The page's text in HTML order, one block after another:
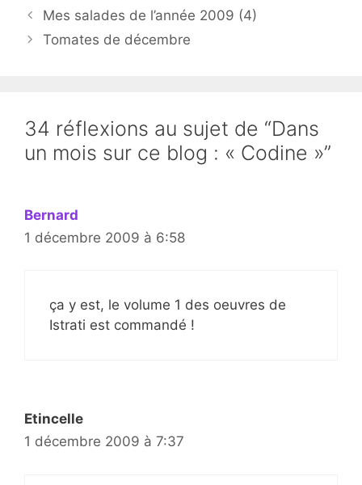
Mes salades de l’année 2009 (4)
Tomates de décembre
34 réflexions au sujet de “Dans
un mois sur ce blog : « Codine »”
Bernard
1 décembre 2009 à 6:58
ça y est, le volume 1 des oeuvres de
Istrati est commandé !
Etincelle
1 décembre 2009 à 7:37